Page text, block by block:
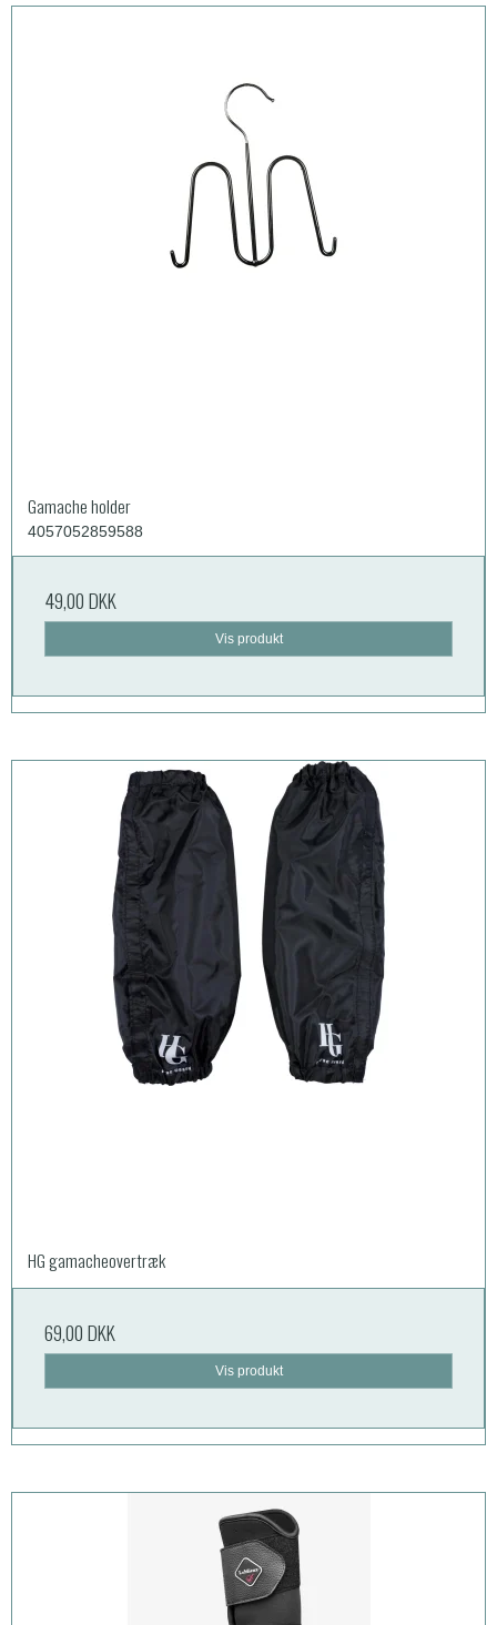
Gamache holder
4057052859588
49,00 DKK
Vis produkt
HG gamacheovertræk
69,00 DKK
Vis produkt